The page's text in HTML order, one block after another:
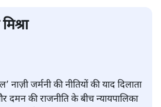
नाज़ी जर्मनी की नीतियों की याद दिलाता
दमन की राजनीति के बीच न्यायपालिका